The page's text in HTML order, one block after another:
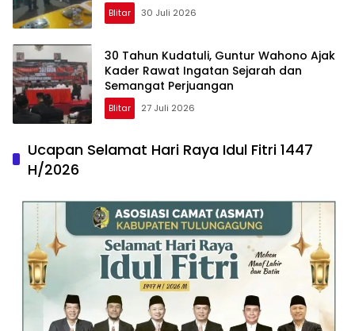
Blitar 30 Juli 2026
30 Tahun Kudatuli, Guntur Wahono Ajak
Kader Rawat Ingatan Sejarah dan
Semangat Perjuangan
Blitar 27 Juli 2026
Ucapan Selamat Hari Raya Idul Fitri 1447
H/2026